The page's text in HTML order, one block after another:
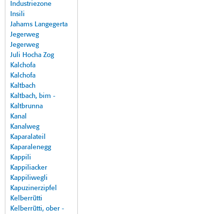
Industriezone
Insili
Jahams Langegerta
Jegerweg
Jegerweg
Juli Hocha Zog
Kalchofa
Kalchofa
Kaltbach
Kaltbach, bim -
Kaltbrunna
Kanal
Kanalweg
Kaparalateil
Kaparalenegg
Kappili
Kappiliacker
Kappiliwegli
Kapuzinerzipfel
Kelberrütti
Kelberrütti, ober -